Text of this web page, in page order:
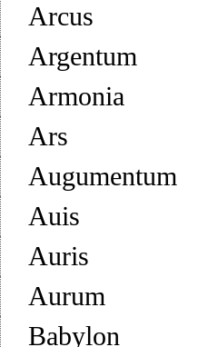
Arcus
Argentum
Armonia
Ars
Augumentum
Auis
Auris
Aurum
Babylon